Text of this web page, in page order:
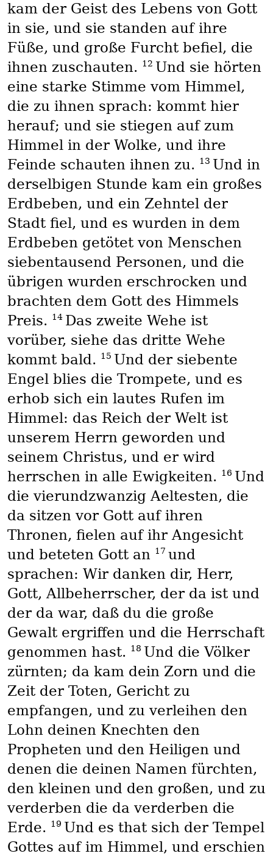
kam der Geist des Lebens von Gott
in sie, und sie standen auf ihre
Füße, und große Furcht befiel, die
ihnen zuschauten. 12 Und sie hörten
eine starke Stimme vom Himmel,
die zu ihnen sprach: kommt hier
herauf; und sie stiegen auf zum
Himmel in der Wolke, und ihre
Feinde schauten ihnen zu. 13 Und in
derselbigen Stunde kam ein großes
Erdbeben, und ein Zehntel der
Stadt fiel, und es wurden in dem
Erdbeben getötet von Menschen
siebentausend Personen, und die
übrigen wurden erschrocken und
brachten dem Gott des Himmels
Preis. 14 Das zweite Wehe ist
vorüber, siehe das dritte Wehe
kommt bald. 15 Und der siebente
Engel blies die Trompete, und es
erhob sich ein lautes Rufen im
Himmel: das Reich der Welt ist
unserem Herrn geworden und
seinem Christus, und er wird
herrschen in alle Ewigkeiten. 16 Und
die vierundzwanzig Aeltesten, die
da sitzen vor Gott auf ihren
Thronen, fielen auf ihr Angesicht
und beteten Gott an 17 und
sprachen: Wir danken dir, Herr,
Gott, Allbeherrscher, der da ist und
der da war, daß du die große
Gewalt ergriffen und die Herrschaft
genommen hast. 18 Und die Völker
zürnten; da kam dein Zorn und die
Zeit der Toten, Gericht zu
empfangen, und zu verleihen den
Lohn deinen Knechten den
Propheten und den Heiligen und
denen die deinen Namen fürchten,
den kleinen und den großen, und zu
verderben die da verderben die
Erde. 19 Und es that sich der Tempel
Gottes auf im Himmel, und erschien